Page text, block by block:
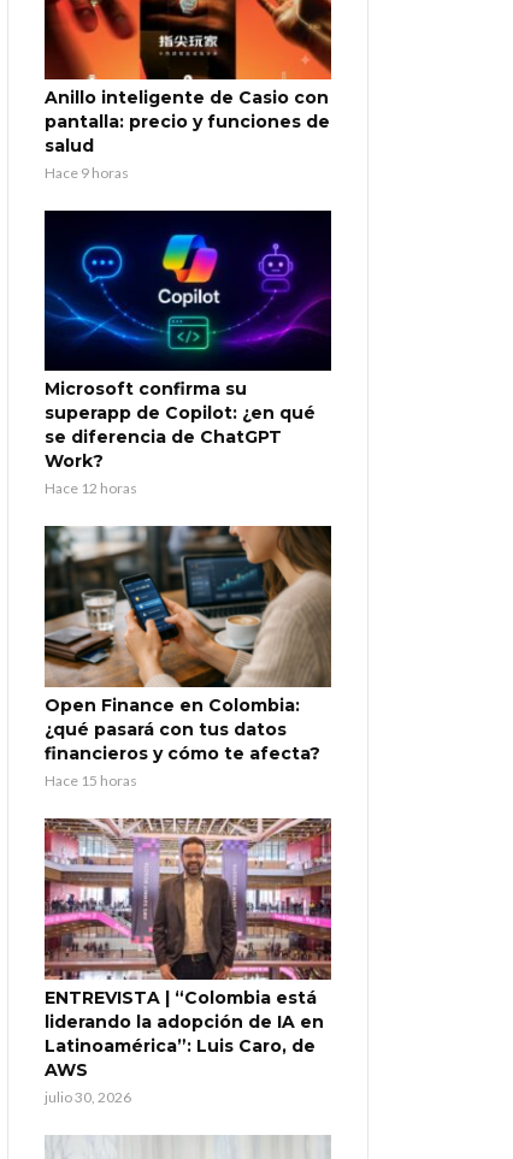
Anillo inteligente de Casio con
pantalla: precio y funciones de
salud
Hace 9 horas
Microsoft confirma su
superapp de Copilot: ¿en qué
se diferencia de ChatGPT
Work?
Hace 12 horas
Open Finance en Colombia:
¿qué pasará con tus datos
financieros y cómo te afecta?
Hace 15 horas
ENTREVISTA | “Colombia está
liderando la adopción de IA en
Latinoamérica”: Luis Caro, de
AWS
julio 30, 2026